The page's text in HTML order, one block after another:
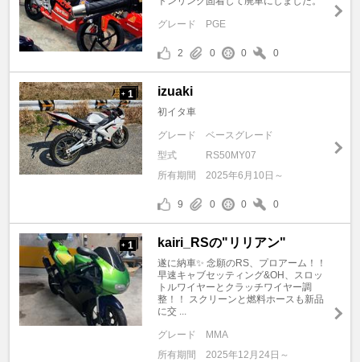
グレード PGE
2 0 0 0
+ 1 izuaki
初イタ車
グレード
ベースグレード
型式
RS50MY07
所有期間
2025年6月10日～
9 0 0 0
+ 1 kairi_RSの"リリアン"
遂に納車✨ 念願のRS、プロアーム！！
早速キャブセッティング&OH、スロッ
トルワイヤーとクラッチワイヤー調
整！！ スクリーンと燃料ホースも新品
に交 ...
グレード
MMA
所有期間
2025年12月24日～